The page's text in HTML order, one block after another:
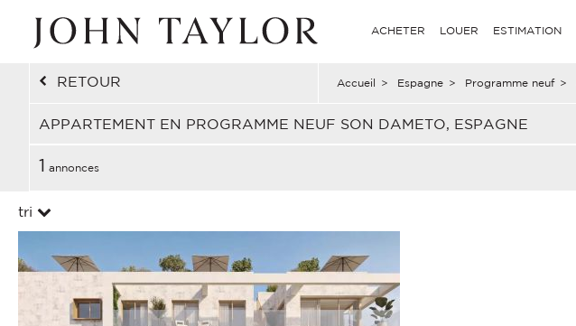
ACHETER LOUER ESTIMATION
RETOUR Accueil > Espagne > Programme neuf >
APPARTEMENT EN PROGRAMME NEUF SON DAMETO, ESPAGNE
1 annonces
tri